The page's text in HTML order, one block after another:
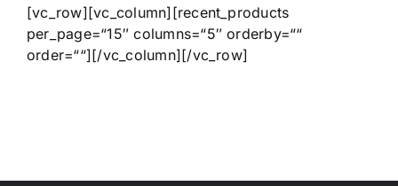
[vc_row][vc_column][recent_products
per_page=“15″ columns=“5″ orderby=““
order=““][/vc_column][/vc_row]